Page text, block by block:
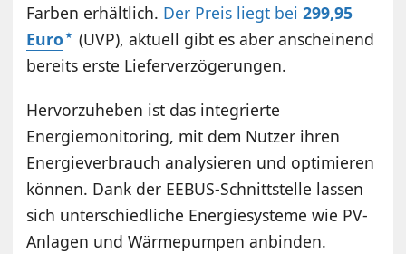
Farben erhältlich. Der Preis liegt bei299,95
Euro
(UVP), aktuell gibt es aber anscheinend
bereits erste Lieferverzögerungen.
Hervorzuheben ist das integrierte
Energiemonitoring, mit dem Nutzer ihren
Energieverbrauch analysieren und optimieren
können. Dank der EEBUS-Schnittstelle lassen
sich unterschiedliche Energiesysteme wie PV-
Anlagen und Wärmepumpen anbinden.